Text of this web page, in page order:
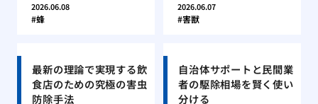
2026.06.08
蜂
2026.06.07
害獣
最新の理論で実現する飲
食店のための究極の害虫
防除手法
自治体サポートと民間業
者の駆除相場を賢く使い
分ける